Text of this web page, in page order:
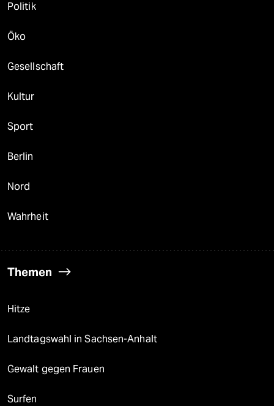
Politik
Öko
Gesellschaft
Kultur
Sport
Berlin
Nord
Wahrheit
Themen
Hitze
Landtagswahl in Sachsen-Anhalt
Gewalt gegen Frauen
Surfen